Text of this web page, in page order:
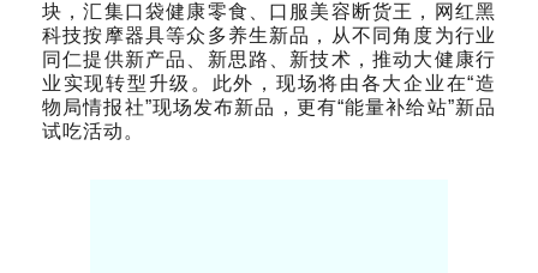
块，汇集口袋健康零食、口服美容断货王，网红黑
科技按摩器具等众多养生新品，从不同角度为行业
同仁提供新产品、新思路、新技术，推动大健康行
业实现转型升级。此外，现场将由各大企业在“造
物局情报社”现场发布新品，更有“能量补给站”新品
试吃活动。